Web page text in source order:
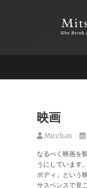
映画
Micchan
なるべく映画を
うにしています
ボディ」という
サスペンスで見